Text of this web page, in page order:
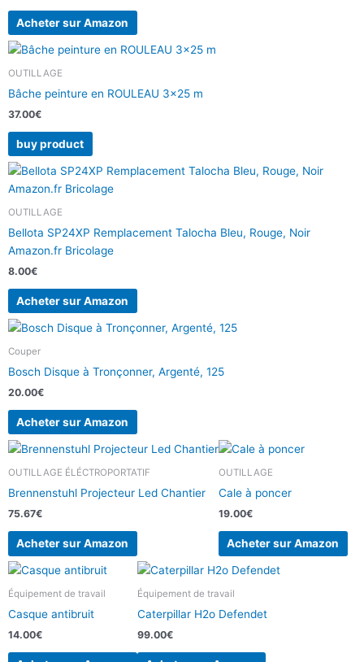
Acheter sur Amazon
OUTILLAGE
Bâche peinture en ROULEAU 3×25 m
37.00€
buy product
OUTILLAGE
Bellota SP24XP Remplacement Talocha Bleu, Rouge, Noir
Amazon.fr Bricolage
8.00€
Acheter sur Amazon
Couper
Bosch Disque à Tronçonner, Argenté, 125
20.00€
Acheter sur Amazon
OUTILLAGE ÉLÉCTROPORTATIF
Brennenstuhl Projecteur Led Chantier
75.67€
Acheter sur Amazon
OUTILLAGE
Cale à poncer
19.00€
Acheter sur Amazon
Équipement de travail
Casque antibruit
14.00€
Équipement de travail
Caterpillar H2o Defendet
99.00€